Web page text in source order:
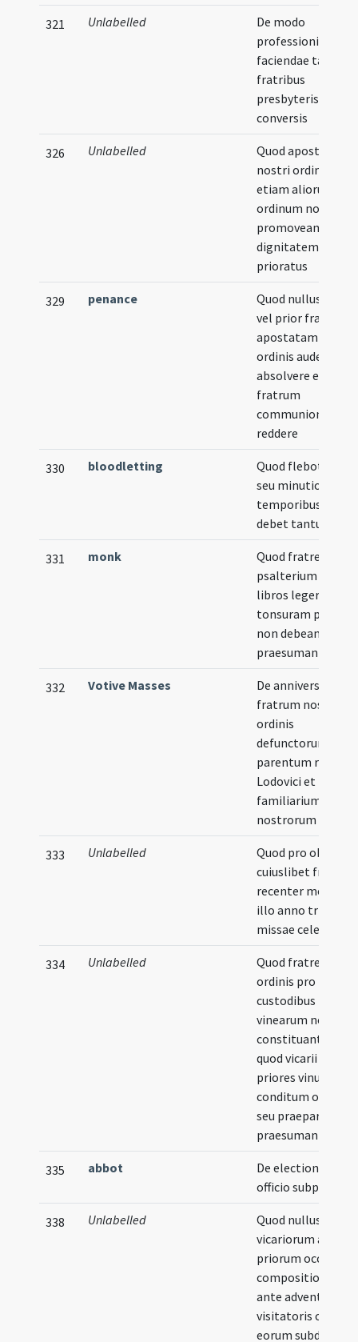
321 Unlabelled
De modo
professionis
faciendae tam a
fratribus
presbyteris quam
conversis
326 Unlabelled
Quod apostatae
nostri ordinis et
etiam aliorum
ordinum non
promoveantur ad
dignitatem
prioratus
329 penance
Quod nullus
vel prior fratrem
apostatam nostri
ordinis audeat
absolvere et
fratrum
communioni
reddere
330 bloodletting
Quod flebotomia
seu minutio tribus
temporibus fieri
debet tantum
331 monk
Quod fratres laici
psalterium vel
libros legere aut
tonsuram portare
non debeant aut
praesumant
332 Votive Masses
De anniversariis
fratrum nostri
ordinis
defunctorum
parentum regis
Lodovici et
familiarium
nostrorum
333 Unlabelled
Quod pro obitu
cuiuslibet fratris
recenter mortui
illo anno triginta
missae
334 Unlabelled
Quod fratres
ordinis pro
custodibus
vinearum non
constituantur et
quod vicarii vel
priores vinum
conditum ordinare
seu praeparare
praesumant
335 abbot
De electione et
officio subprioris
338 Unlabelled
Quod nullus
vicariorum aut
priorum occultas
compositiones
ante adventum
visitatoris cum
eorum subditis